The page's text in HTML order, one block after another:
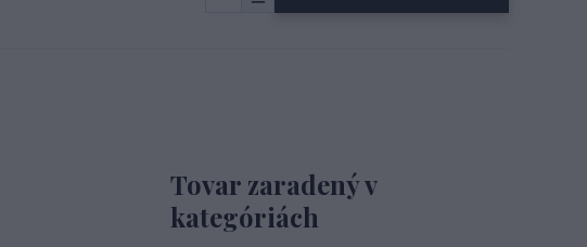
Tovar zaradený v
kategóriách